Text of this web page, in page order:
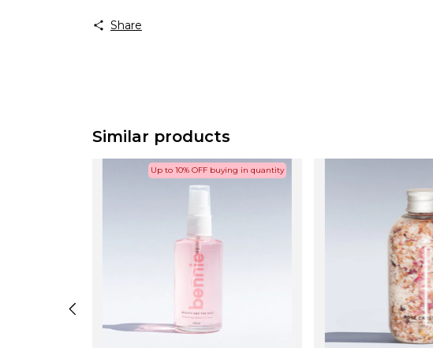
Share
Similar products
Up to 10% OFF buying in quantity